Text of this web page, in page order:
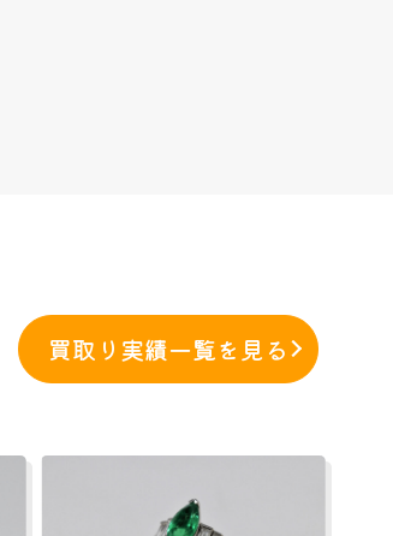
買取り実績一覧を見る